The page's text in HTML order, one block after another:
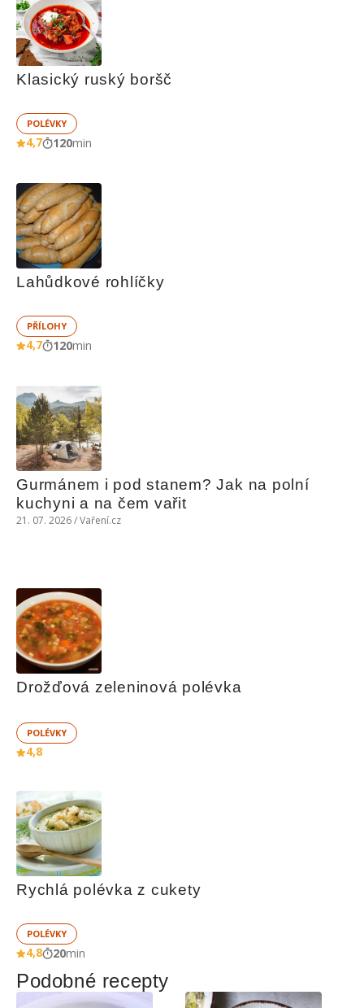
Klasický ruský boršč
POLÉVKY
4,7 120min
Lahůdkové rohlíčky
PŘÍLOHY
4,7 120min
Gurmánem i pod stanem? Jak na polní
kuchyni a na čem vařit
21. 07. 2026 / Vaření.cz
Drožďová zeleninová polévka
POLÉVKY
4,8
Rychlá polévka z cukety
POLÉVKY
4,8 20min
Podobné recepty